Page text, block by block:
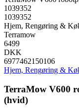
1039352
1039352
Hjem, Rengøring &
Terramow
6499
DKK
6977462150106
Hjem, Rengøring &
TerraMow V600
(hvid)